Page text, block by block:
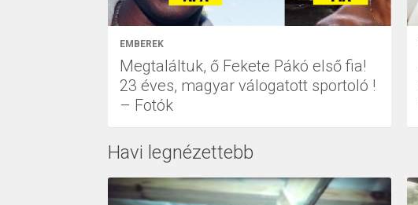
EMBEREK
Megtaláltuk, ő Fekete Pákó első fia!
23 éves, magyar válogatott sportoló !
– Fotók
Havi legnézettebb